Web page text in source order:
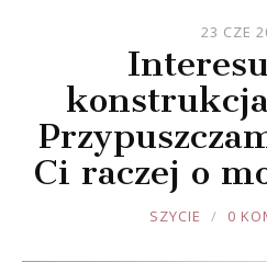
23 CZE
Ci raczej o
JOULE
SZYCIE 0